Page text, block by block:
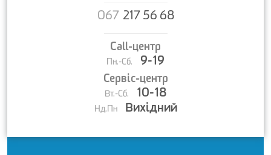
067 217 56 68
Call-центр
Пн.-Сб. 9-19
Сервіс-центр
Вт.-Сб. 10-18
Нд.Пн Вихідний